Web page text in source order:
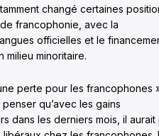
changé certaines
francophonie, avec la
officielles et le
milieu minoritaire.
perte pour les francophones
qu’avec les gains
dans les derniers mois, il aurait